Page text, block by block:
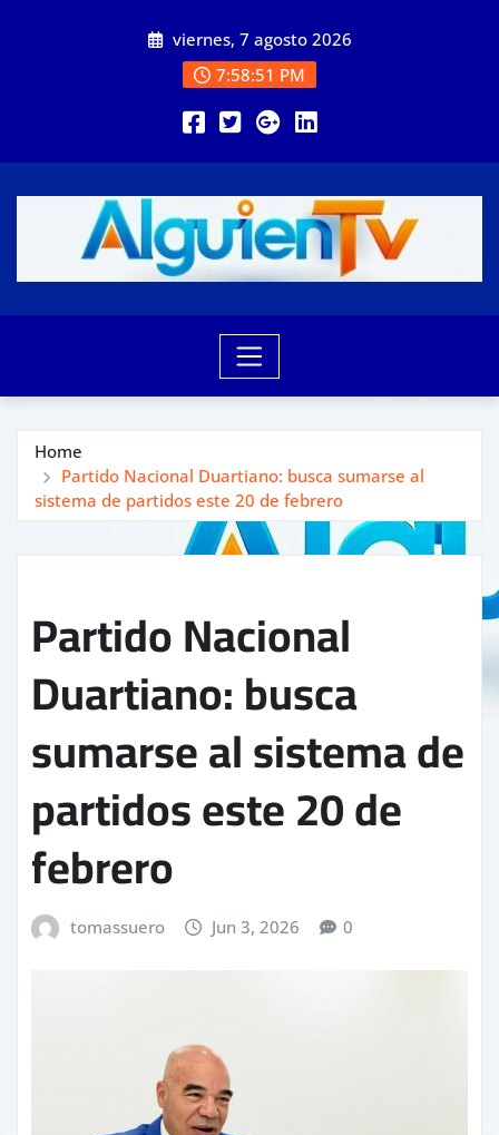
viernes, 7 agosto 2026
7:58:53 PM
Home
Partido Nacional Duartiano: busca sumarse al
sistema de partidos este 20 de febrero
Partido Nacional
Duartiano: busca
sumarse al sistema de
partidos este 20 de
febrero
tomassuero Jun 3, 2026 0